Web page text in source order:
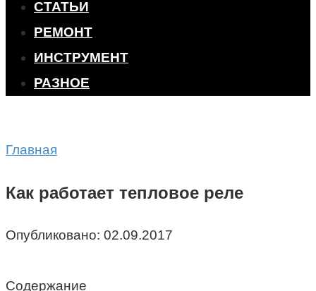
СТАТЬИ
РЕМОНТ
ИНСТРУМЕНТ
РАЗНОЕ
Главная
Как работает тепловое реле
Опубликовано: 02.09.2017
Содержание